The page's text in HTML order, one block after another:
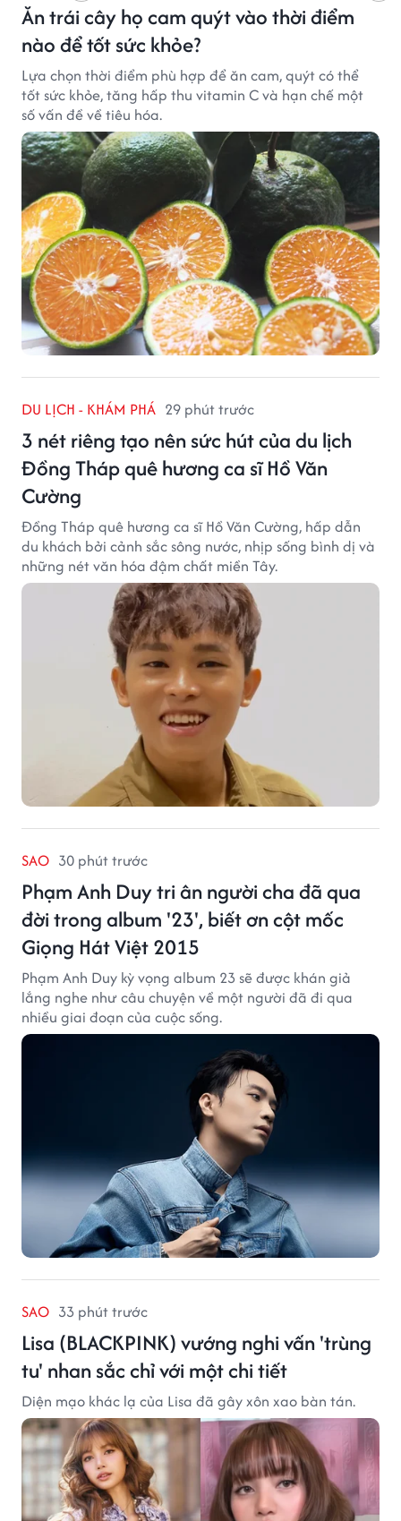
Ăn trái cây họ cam quýt vào thời điểm
nào để tốt sức khỏe?
Lựa chọn thời điểm phù hợp để ăn cam, quýt có thể
tốt sức khỏe, tăng hấp thu vitamin C và hạn chế một
số vấn đề về tiêu hóa.
DU LỊCH - KHÁM PHÁ 29 phút trước
3 nét riêng tạo nên sức hút của du lịch
Đồng Tháp quê hương ca sĩ Hồ Văn
Cường
Đồng Tháp quê hương ca sĩ Hồ Văn Cường, hấp dẫn
du khách bởi cảnh sắc sông nước, nhịp sống bình dị và
những nét văn hóa đậm chất miền Tây.
SAO 30 phút trước
Phạm Anh Duy tri ân người cha đã qua
đời trong album '23', biết ơn cột mốc
Giọng Hát Việt 2015
Phạm Anh Duy kỳ vọng album 23 sẽ được khán giả
lắng nghe như câu chuyện về một người đã đi qua
nhiều giai đoạn của cuộc sống.
SAO 33 phút trước
Lisa (BLACKPINK) vướng nghi vấn 'trùng
tu' nhan sắc chỉ với một chi tiết
Diện mạo khác lạ của Lisa đã gây xôn xao bàn tán.